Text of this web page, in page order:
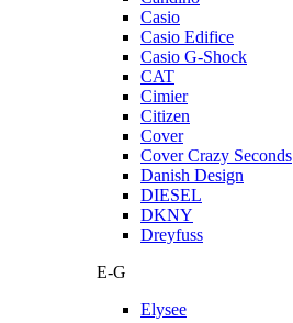
Casio
Casio Edifice
Casio G-Shock
CAT
Cimier
Citizen
Cover
Cover Crazy Seconds
Danish Design
DIESEL
DKNY
Dreyfuss
E-G
Elysee